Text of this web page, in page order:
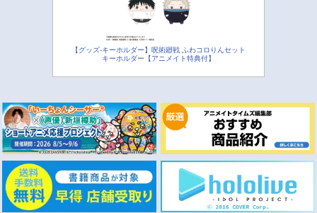
【グッズ-キーホルダー】呪術廻戦 ふわコロりんセット
キーホルダー【アニメイト特典付】